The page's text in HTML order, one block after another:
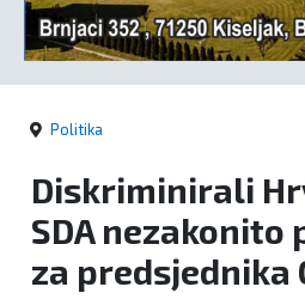
Politika
Politika
Diskriminirali
SDA nezakonito
za predsjednika